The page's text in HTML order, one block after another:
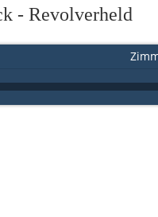
- Revolverheld